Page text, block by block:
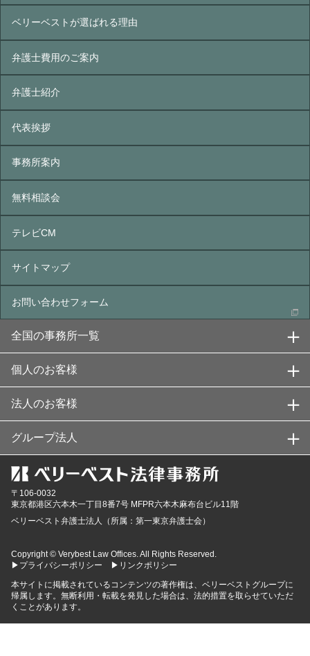
ベリーベストが選ばれる理由
弁護士費用のご案内
弁護士紹介
代表挨拶
事務所案内
無料相談会
テレビCM
サイトマップ
お問い合わせフォーム
全国の事務所一覧
個人のお客様
法人のお客様
グループ法人
〒106-0032
東京都港区六本木一丁目8番7号 MFPR六本木麻布台ビル11階
ベリーベスト弁護士法人（所属：第一東京弁護士会）
Copyright © Verybest Law Offices. All Rights Reserved.
▶プライバシーポリシー
▶リンクポリシー
本サイトに掲載されているコンテンツの著作権は、ベリーベストグループに
帰属します。無断利用・転載を発見した場合は、法的措置を取らせていただ
くことがあります。